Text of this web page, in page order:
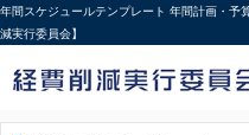
年間スケジュールテンプレート 年間計画・予
減実行委員会】